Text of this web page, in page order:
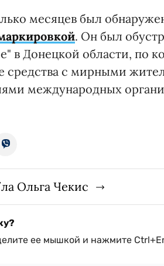
месяцев был
. Он был
в Донецкой области, по
средства с мирными
международных
Ольга Чекис
ее мышкой и нажмите